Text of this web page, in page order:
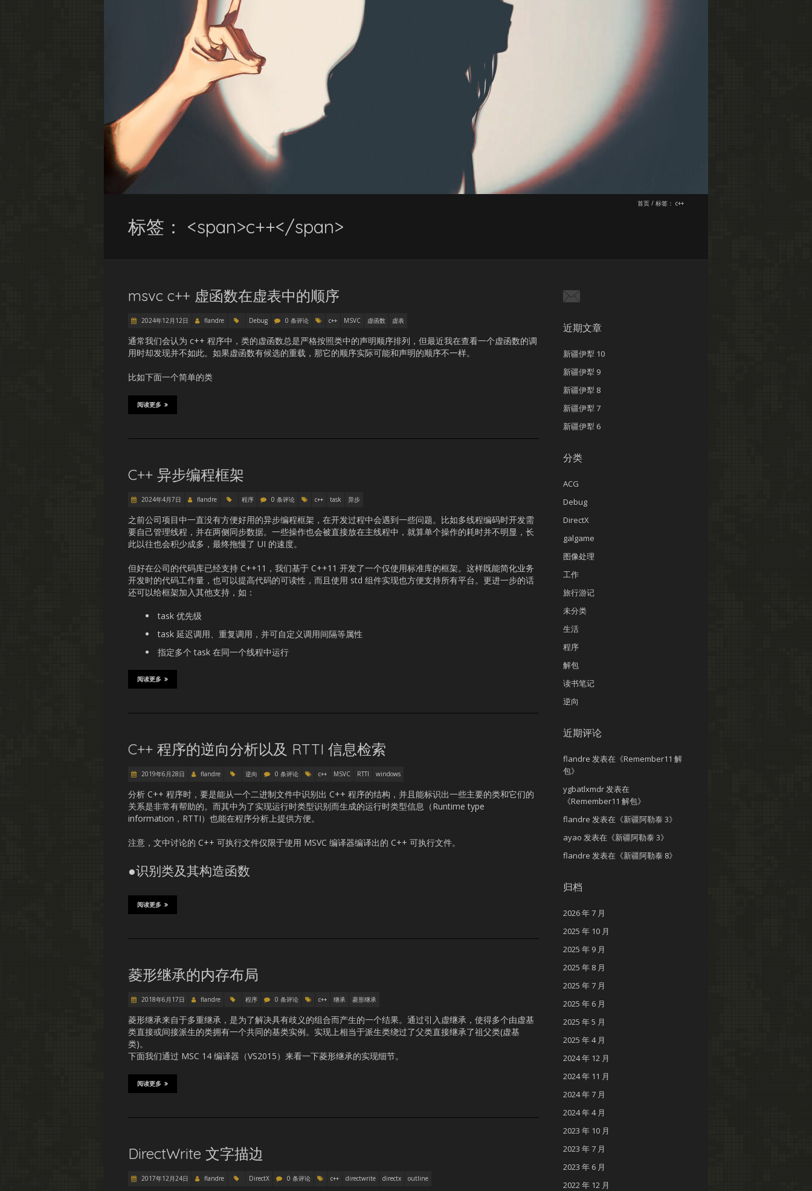
首页 / 标签： c++
标签： <span>c++</span>
msvc c++ 虚函数在虚表中的顺序
2024年12月12日 flandre Debug 0 条评论 c++ MSVC 虚函数 虚表
通常我们会认为 c++ 程序中，类的虚函数总是严格按照类中的声明顺序排列，但最近我在查看一个虚函数的调
用时却发现并不如此。如果虚函数有候选的重载，那它的顺序实际可能和声明的顺序不一样。
比如下面一个简单的类
阅读更多
C++ 异步编程框架
2024年4月7日 flandre 程序 0 条评论 c++ task 异步
之前公司项目中一直没有方便好用的异步编程框架，在开发过程中会遇到一些问题。比如多线程编码时开发需
要自己管理线程，并在两侧同步数据。一些操作也会被直接放在主线程中，就算单个操作的耗时并不明显，长
此以往也会积少成多，最终拖慢了 UI 的速度。
但好在公司的代码库已经支持 C++11，我们基于 C++11 开发了一个仅使用标准库的框架。这样既能简化业务
开发时的代码工作量，也可以提高代码的可读性，而且使用 std 组件实现也方便支持所有平台。更进一步的话
还可以给框架加入其他支持，如：
task 优先级
task 延迟调用、重复调用，并可自定义调用间隔等属性
指定多个 task 在同一个线程中运行
阅读更多
C++ 程序的逆向分析以及 RTTI 信息检索
2019年6月28日 flandre 逆向 0 条评论 c++ MSVC RTTI windows
分析 C++ 程序时，要是能从一个二进制文件中识别出 C++ 程序的结构，并且能标识出一些主要的类和它们的
关系是非常有帮助的。而其中为了实现运行时类型识别而生成的运行时类型信息（Runtime type
information，RTTI）也能在程序分析上提供方便。
注意，文中讨论的 C++ 可执行文件仅限于使用 MSVC 编译器编译出的 C++ 可执行文件。
●识别类及其构造函数
阅读更多
菱形继承的内存布局
2018年6月17日 flandre 程序 0 条评论 c++ 继承 菱形继承
菱形继承来自于多重继承，是为了解决具有歧义的组合而产生的一个结果。通过引入虚继承，使得多个由虚基
类直接或间接派生的类拥有一个共同的基类实例。实现上相当于派生类绕过了父类直接继承了祖父类(虚基
类)。
下面我们通过 MSC 14 编译器（VS2015）来看一下菱形继承的实现细节。
阅读更多
DirectWrite 文字描边
2017年12月24日 flandre DirectX 0 条评论 c++ directwrite directx outline
近期文章
新疆伊犁 10
新疆伊犁 9
新疆伊犁 8
新疆伊犁 7
新疆伊犁 6
分类
ACG
Debug
DirectX
galgame
图像处理
工作
旅行游记
未分类
生活
程序
解包
读书笔记
逆向
近期评论
flandre 发表在《Remember11 解
包》
ygbatlxmdr发表在
《Remember11 解包》
flandre 发表在《新疆阿勒泰 3》
ayao 发表在《新疆阿勒泰 3》
flandre 发表在《新疆阿勒泰 8》
归档
2026 年 7 月
2025 年 10 月
2025 年 9 月
2025 年 8 月
2025 年 7 月
2025 年 6 月
2025 年 5 月
2025 年 4 月
2024 年 12 月
2024 年 11 月
2024 年 7 月
2024 年 4 月
2023 年 10 月
2023 年 7 月
2023 年 6 月
2022 年 12 月